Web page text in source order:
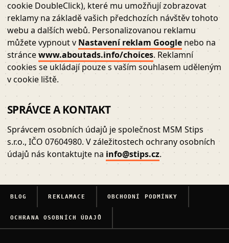
cookie DoubleClick), které mu umožňují zobrazovat
reklamy na základě vašich předchozích návštěv tohoto
webu a dalších webů. Personalizovanou reklamu
můžete vypnout v Nastavení reklam Google nebo na
stráncewww.aboutads.info/choices. Reklamní
cookies se ukládají pouze s vaším souhlasem uděleným
v cookie liště.
SPRÁVCE A KONTAKT
Správcem osobních údajů je společnost MSM Stips
s.r.o., IČO 07604980. V záležitostech ochrany osobních
údajů nás kontaktujte na info@stips.cz.
BLOG REKLAMACE OBCHODNÍ PODMÍNKY
OCHRANA OSOBNÍCH ÚDAJŮ